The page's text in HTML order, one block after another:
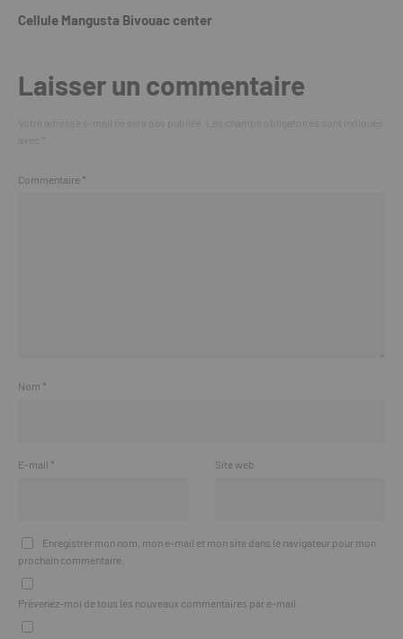
Cellule Mangusta Bivouac center
Laisser un commentaire
Commentaire *
Nom *
E-mail * Site web
Enregistrer mon nom, mon e-mail et mon site dans le navigateur pour mon
prochain commentaire.
Prévenez-moi de tous les nouveaux commentaires par e-mail.